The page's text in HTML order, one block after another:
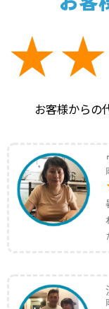
お客様からの